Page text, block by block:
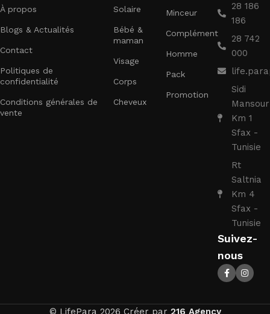
À propos
Blogs & Actualités
Contact
Politiques de
confidentialité
Conditions générales de
vente
Solaire
Bébé &
maman
Visage
Corps
Cheveux
Minceur
Complément
Homme
Pack
Promotion
28 186
186
28 742
000
Sidi
Mansour
Km 1
Sfax -
Tunisie
Rt
Saltnia
Km 4
Sfax -
Tunisie
Suivez-
nous
© LifePara 2026 Créer par 216 Agency